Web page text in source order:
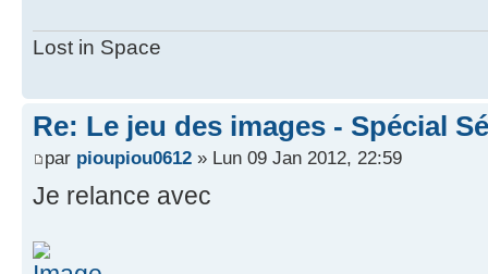
Lost in Space
Re: Le jeu des images - Spécial
par pioupiou0612 » Lun 09 Jan 2012, 22:59
Je relance avec